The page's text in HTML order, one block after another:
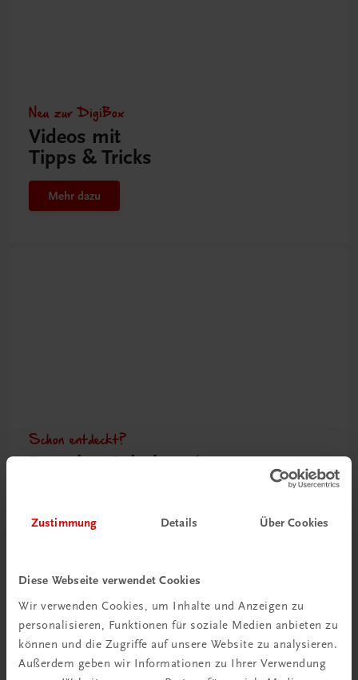
Zustimmung Details Über Cookies
Diese Webseite verwendet Cookies
Wir verwenden Cookies, um Inhalte und Anzeigen zu
personalisieren, Funktionen für soziale Medien anbieten zu
können und die Zugriffe auf unsere Website zu analysieren.
Außerdem geben wir Informationen zu Ihrer Verwendung
Neu zur DigiBox
Videos mit
Tipps & Tricks
Mehr dazu
Schon entdeckt?
Ratgeber Schulpraxis